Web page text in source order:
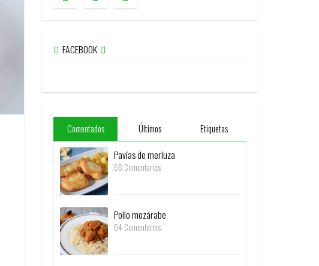
FACEBOOK
Comentados Últimos Etiquetas
Pavías de merluza
66 Comentarios
Pollo mozárabe
64 Comentarios